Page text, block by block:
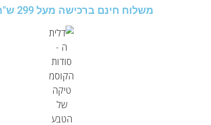
משלוח חינם ברכישה מעל 299 ש"ח